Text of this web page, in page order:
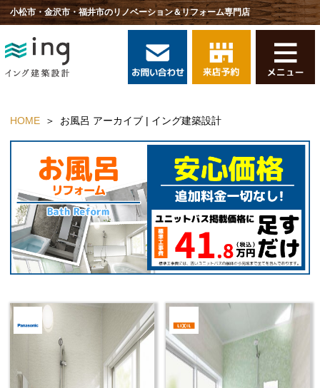
小松市・金沢市・福井市のリノベーション＆リフォーム専門店
HOME お風呂 アーカイブ | イング建築設計